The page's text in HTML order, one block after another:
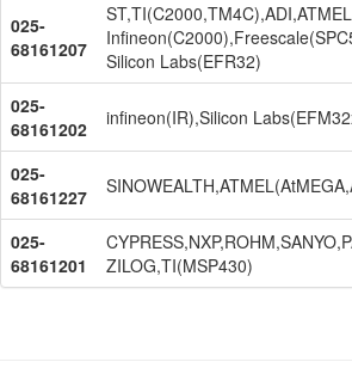
025-
68161207
Silicon Labs(EFR32)
025-
68161202
infineon(IR),Silicon
025-
68161227
025-
68161201
ZILOG,TI(MSP430)